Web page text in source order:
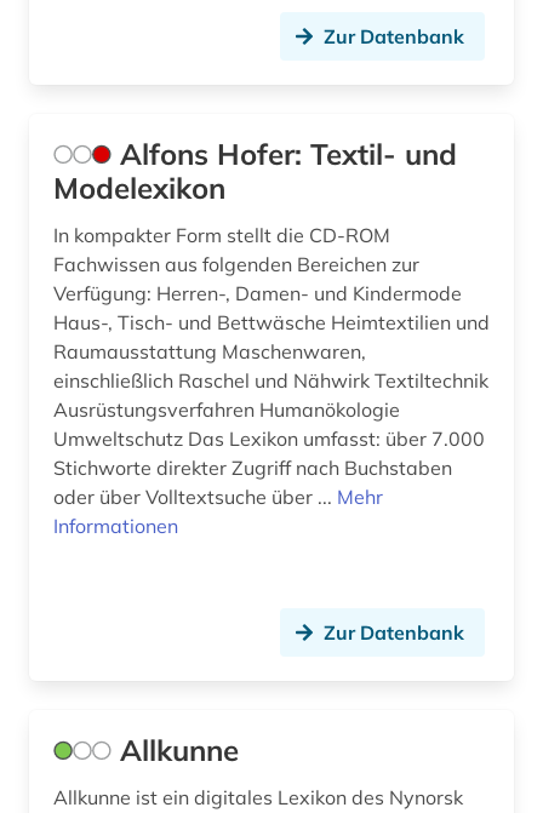
fotographie (1)
fotosammlung (1)
fragment (1)
frankreich (1)
frau (1)
frauen- und geschlechterforschung (1)
frauenforschung (1)
förderverein (1)
Zur Datenbank
Alfons Hofer: Textil- und
Modelexikon
In kompakter Form stellt die CD-ROM
Fachwissen aus folgenden Bereichen zur
Verfügung: Herren-, Damen- und Kindermode
Haus-, Tisch- und Bettwäsche Heimtextilien und
Raumausstattung Maschenwaren,
einschließlich Raschel und Nähwirk Textiltechnik
Ausrüstungsverfahren Humanökologie
Umweltschutz Das Lexikon umfasst: über 7.000
Stichworte direkter Zugriff nach Buchstaben
oder über Volltextsuche über ... Mehr
Informationen
Zur Datenbank
Allkunne
Allkunne ist ein digitales Lexikon des Nynorsk